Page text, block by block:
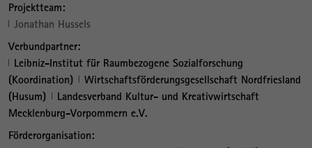
Projektteam:
Jonathan Hussels
Verbundpartner:
Leibniz-Institut für Raumbezogene Sozialforschung
(Koordination)
Wirtschaftsförderungsgesellschaft Nordfriesland
(Husum)
Landesverband Kultur- und Kreativwirtschaft
Mecklenburg-Vorpommern e.V.
Förderorganisation: